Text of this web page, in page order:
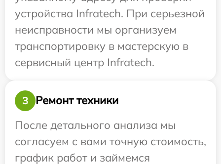
устройства Infratech. При серьезной
неисправности мы организуем
транспортировку в мастерскую в
сервисный центр Infratech.
3
Ремонт техники
После детального анализа мы
согласуем с вами точную стоимость,
график работ и займемся